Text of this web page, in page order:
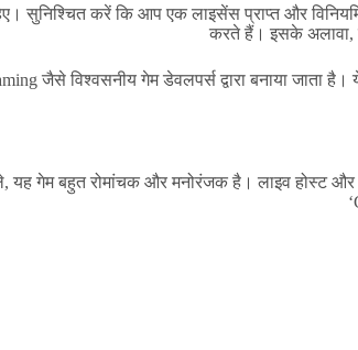
सुनिश्चित करें कि आप एक लाइसेंस प्राप्त और
करते हैं। इसके अलावा,
जैसे विश्वसनीय गेम डेवलपर्स द्वारा बनाया जाता
गेम बहुत रोमांचक और मनोरंजक है। लाइव होस्ट और